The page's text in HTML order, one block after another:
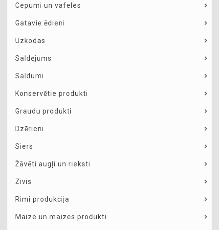
Cepumi un vafeles
Gatavie ēdieni
Uzkodas
Saldējums
Saldumi
Konservētie produkti
Graudu produkti
Dzērieni
Siers
Žāvēti augļi un rieksti
Zivis
Rimi produkcija
Maize un maizes produkti